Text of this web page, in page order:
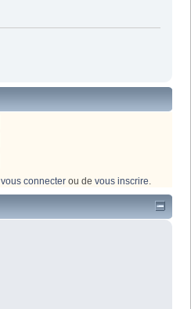
vous connecter ou de vous inscrire.